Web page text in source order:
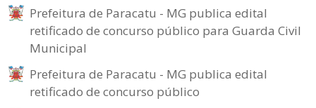
Prefeitura de Paracatu - MG publica edital
retificado de concurso público para Guarda Civil
Municipal
Prefeitura de Paracatu - MG publica edital
retificado de concurso público